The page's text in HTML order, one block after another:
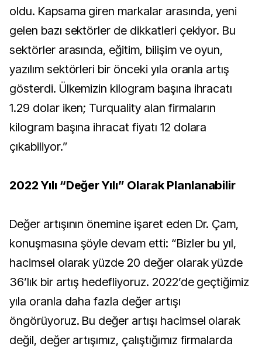
oldu. Kapsama giren markalar arasında, yeni
gelen bazı sektörler de dikkatleri çekiyor. Bu
sektörler arasında, eğitim, bilişim ve oyun,
yazılım sektörleri bir önceki yıla oranla artış
gösterdi. Ülkemizin kilogram başına ihracatı
1.29 dolar iken; Turquality alan firmaların
kilogram başına ihracat fiyatı 12 dolara
çıkabiliyor.”
2022 Yılı “Değer Yılı” Olarak Planlanabilir
Değer artışının önemine işaret eden Dr. Çam,
konuşmasına şöyle devam etti: “Bizler bu yıl,
hacimsel olarak yüzde 20 değer olarak yüzde
36’lık bir artış hedefliyoruz. 2022’de geçtiğimiz
yıla oranla daha fazla değer artışı
öngörüyoruz. Bu değer artışı hacimsel olarak
değil, değer artışımız, çalıştığımız firmalarda